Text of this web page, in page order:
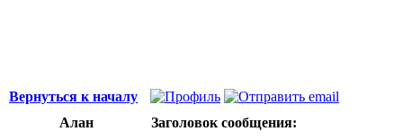
Вернуться к началу
Алан
Заголовок сообщения: